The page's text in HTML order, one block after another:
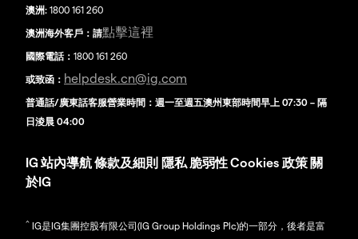
澳洲: 1800 161 260
澳洲海外客戶：請點擊這裡
國際電話： 1800 161 260
或致函： helpdesk.cn@ig.com
普通話/廣東話客服營業時間：週一至週五澳州東部時間早上 07:30 – 隔
日淩晨 04:00
IG 站內導航條款及細則 隱私 脆弱性Cookies 政策 關
於IG
^ IG是IG集團控股有限公司(IG Group Holdings Plc)的一部分，後者是富